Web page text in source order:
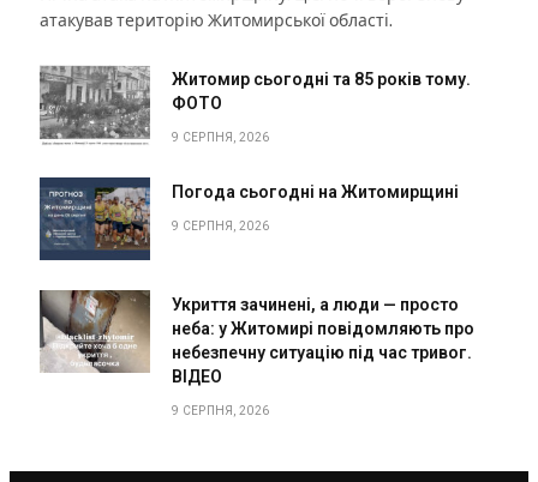
атакував територію Житомирської області.
Житомир сьогодні та 85 років тому.
ФОТО
9 СЕРПНЯ, 2026
Погода сьогодні на Житомирщині
9 СЕРПНЯ, 2026
Укриття зачинені, а люди — просто
неба: у Житомирі повідомляють про
небезпечну ситуацію під час тривог.
ВІДЕО
9 СЕРПНЯ, 2026